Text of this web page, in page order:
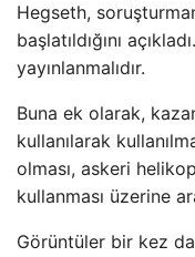
Hegseth,
başlatıldığını
yayınlanmalıdır.
Buna ek olarak,
kullanılarak
olması, askeri
kullanması üzerine
Görüntüler bir kez